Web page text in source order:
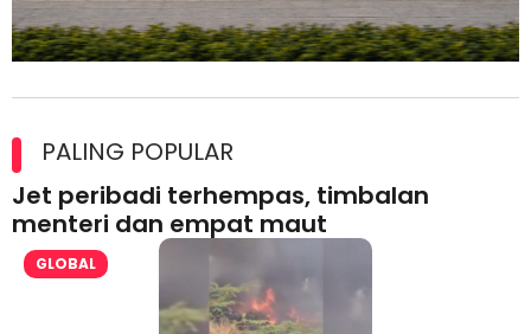
lesen separuh pertama 2026
PALING POPULAR
Jet peribadi terhempas, timbalan
menteri dan empat maut
GLOBAL